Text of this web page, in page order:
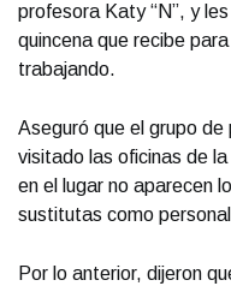
profesora Katy “N”, y
quincena que recibe
trabajando.
Aseguró que el grupo
visitado las oficinas de
en el lugar no aparecen
sustitutas como
Por lo anterior, dijeron